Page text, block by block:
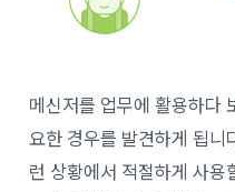
메신저를 업무에 활용하다
요한 경우를 발견하게 됩니
런 상황에서 적절하게 사용